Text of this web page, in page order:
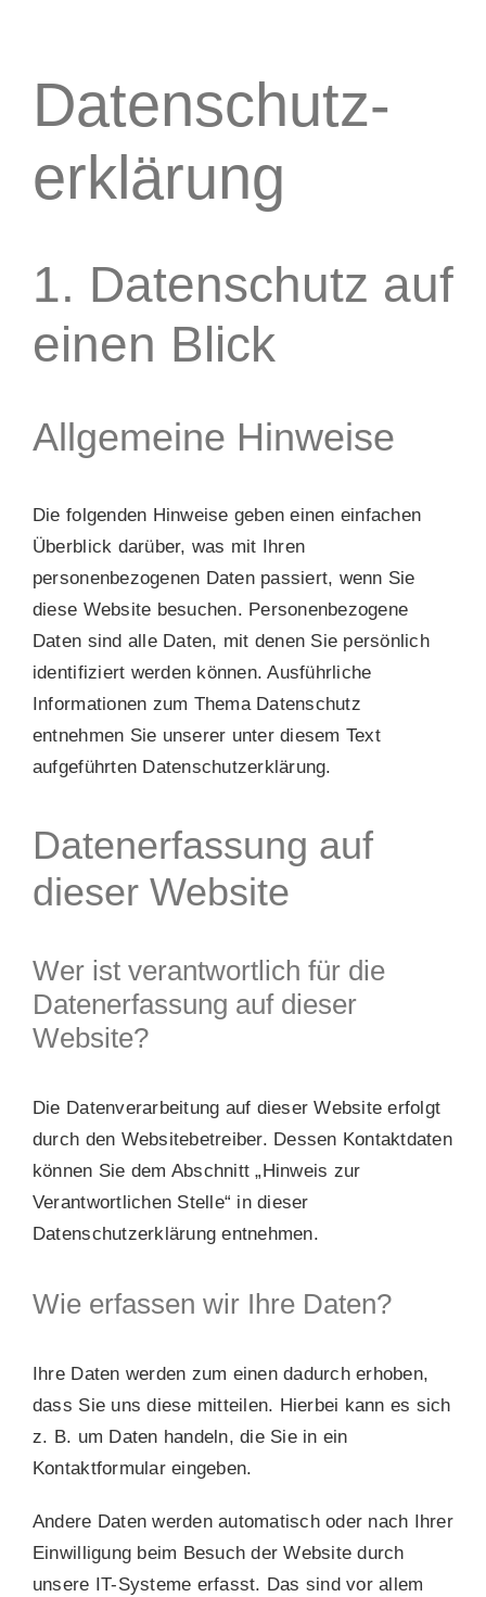
Vorträge
Wege & Orte
Datenschutzerklärung
SUCHE
NACH:
Datenschutz­
erklärung
1. Datenschutz auf
einen Blick
Allgemeine Hinweise
Die folgenden Hinweise geben einen einfachen
Überblick darüber, was mit Ihren
personenbezogenen Daten passiert, wenn Sie
diese Website besuchen. Personenbezogene
Daten sind alle Daten, mit denen Sie persönlich
identifiziert werden können. Ausführliche
Informationen zum Thema Datenschutz
entnehmen Sie unserer unter diesem Text
aufgeführten Datenschutzerklärung.
Datenerfassung auf
dieser Website
Wer ist verantwortlich für die
Datenerfassung auf dieser
Website?
Die Datenverarbeitung auf dieser Website erfolgt
durch den Websitebetreiber. Dessen Kontaktdaten
können Sie dem Abschnitt „Hinweis zur
Verantwortlichen Stelle“ in dieser
Datenschutzerklärung entnehmen.
Wie erfassen wir Ihre Daten?
Ihre Daten werden zum einen dadurch erhoben,
dass Sie uns diese mitteilen. Hierbei kann es sich
z. B. um Daten handeln, die Sie in ein
Kontaktformular eingeben.
Andere Daten werden automatisch oder nach Ihrer
Einwilligung beim Besuch der Website durch
unsere IT-Systeme erfasst. Das sind vor allem